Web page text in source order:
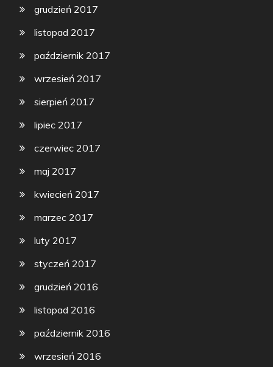
grudzień 2017
listopad 2017
październik 2017
wrzesień 2017
sierpień 2017
lipiec 2017
czerwiec 2017
maj 2017
kwiecień 2017
marzec 2017
luty 2017
styczeń 2017
grudzień 2016
listopad 2016
październik 2016
wrzesień 2016